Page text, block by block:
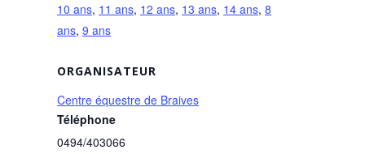
10 ans, 11 ans, 12 ans, 13 ans, 14 ans, 8
ans, 9 ans
ORGANISATEUR
Centre équestre de Braives
Téléphone
0494/403066